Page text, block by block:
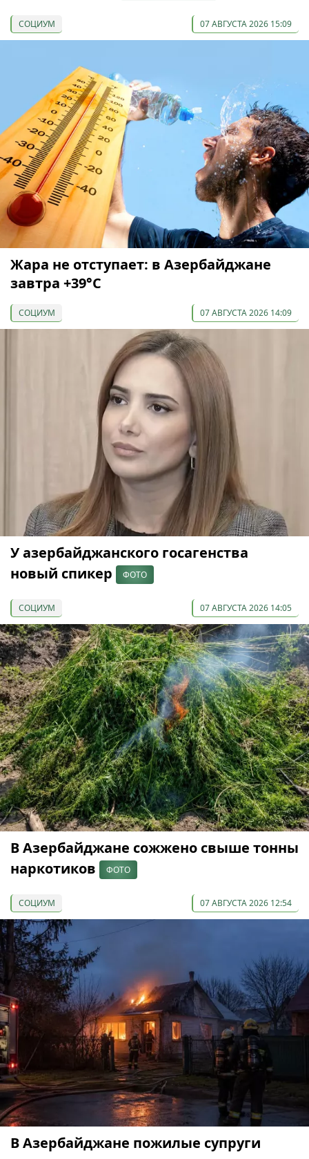
СОЦИУМ 07 АВГУСТА 2026 15:09
Жара не отступает: в Азербайджане
завтра +39°С
СОЦИУМ 07 АВГУСТА 2026 14:09
У азербайджанского госагенства
новый спикер
ФОТО
СОЦИУМ 07 АВГУСТА 2026 14:05
В Азербайджане сожжено свыше тонны
наркотиков
ФОТО
СОЦИУМ 07 АВГУСТА 2026 12:54
В Азербайджане пожилые супруги